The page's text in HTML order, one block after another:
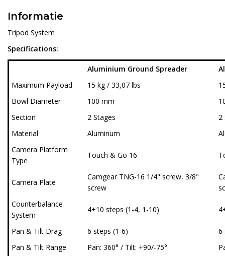
Informatie
Tripod System
Specifications:
Aluminium Ground Spreader
Maximum Payload
15 kg / 33,07 lbs
Bowl Diameter
100 mm
Section
2 Stages
2
Material
Aluminum
Camera Platform
Type
Touch & Go 16
Camera Plate
Camgear TNG-16 1/4" screw, 3/8"
screw
Counterbalance
System
4+10 steps (1-4, 1-10)
Pan & Tilt Drag 6 steps (1-6)
6
Pan & Tilt Range
Pan: 360° / Tilt: +90/-75°